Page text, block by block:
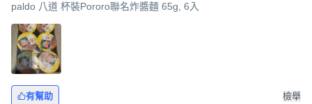
paldo 八道 杯裝Pororo聯名炸醬麵 65g, 6入
有幫助 檢舉